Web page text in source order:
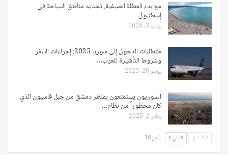
مع بدء العطلة الصيفية..تحديد مناطق السباحة في
إسطنبول
يوليو 3, 2025
متطلبات الدخول إلى سوريا 2025: إجراءات السفر
وشروط التأشيرة للعرب…
يونيو 20, 2025
السوريون يستمتعون بمنظر دمشق من جبل قاسيون الذي
كان محظوراً من نظام…
يناير 2, 2025
السابق التالي 1 من 38